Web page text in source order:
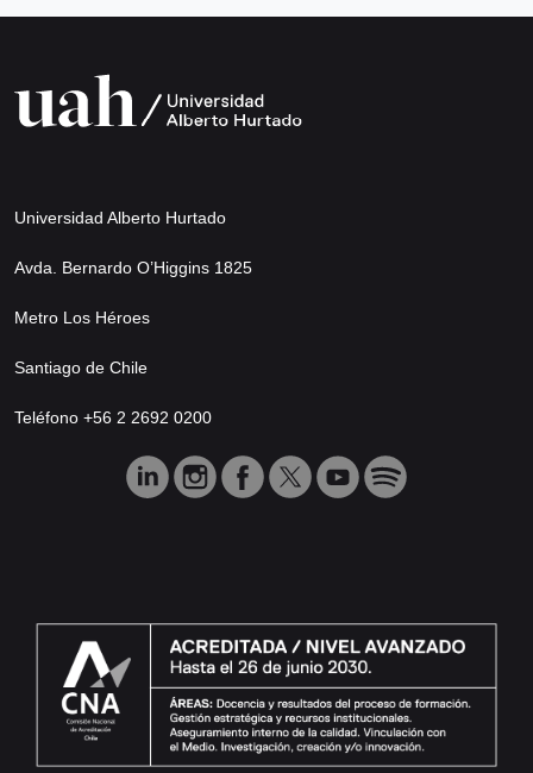
Universidad Alberto Hurtado
Avda. Bernardo O’Higgins 1825
Metro Los Héroes
Santiago de Chile
Teléfono +56 2 2692 0200